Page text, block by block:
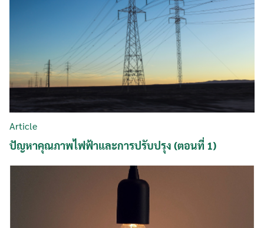
Article
ปัญหาคุณภาพไฟฟ้าและการปรับปรุง (ตอนที่ 1)